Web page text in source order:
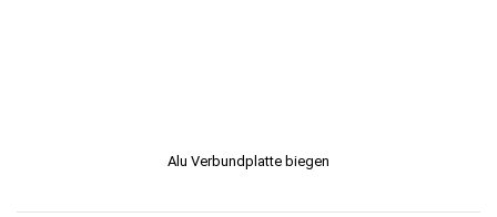
Alu Verbundplatte biegen